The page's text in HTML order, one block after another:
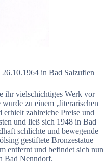
in Bad Salzuflen
ihr vielschichtiges Werk vor
zu einem „literarischen
erhielt zahlreiche Preise und
und ließ sich 1948 in Bad
schlichte und bewegende
gestiftete Bronzestatue
entfernt und befindet sich nun
Bad Nenndorf.